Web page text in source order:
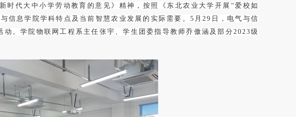
时代大中小学劳动教育的意见》精神，按照《东北农业大学开展“爱校如
信息学院学科特点及当前智慧农业发展的实际需要。5月29日，电气与信
。学院物联网工程系主任张宇、学生团委指导教师乔傲涵及部分2023级